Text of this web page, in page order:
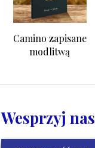
Camino zapisane
modlitwą
Wesprzyj nas